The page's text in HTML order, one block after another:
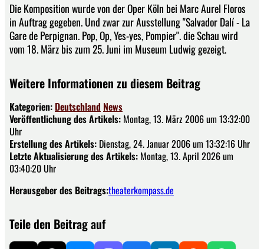
Die Komposition wurde von der Oper Köln bei Marc Aurel Floros
in Auftrag gegeben. Und zwar zur Ausstellung "Salvador Dalí - La
Gare de Perpignan. Pop, Op, Yes-yes, Pompier". die Schau wird
vom 18. März bis zum 25. Juni im Museum Ludwig gezeigt.
Weitere Informationen zu diesem Beitrag
Kategorien: Deutschland News
Veröffentlichung des Artikels: Montag, 13. März 2006 um 13:32:00
Uhr
Erstellung des Artikels: Dienstag, 24. Januar 2006 um 13:32:16 Uhr
Letzte Aktualisierung des Artikels: Montag, 13. April 2026 um
03:40:20 Uhr
Herausgeber des Beitrags:theaterkompass.de
Teile den Beitrag auf